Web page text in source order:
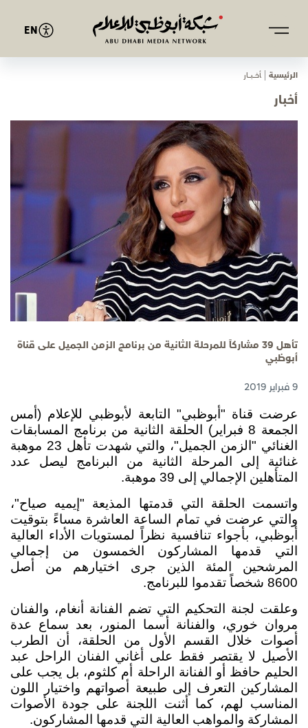
EN
الرئيسية ﺄﺧـــﺒـــﺎر
أخبار
تأهل 39 مشاركاً للمرحلة الثانية من برنامج الزمن الجميل على قناة
أبوظبي
9 فبراير 2019
عرضت قناة "أبوظبي" التابعة لأبوظبي للإعلام (أمس
الجمعة 8 فبراير) الحلقة الثانية من برنامج المسابقات
الغنائي "الزمن الجميل"، والتي شهدت تأهل 23 موهبة
غنائية إلى المرحلة الثانية من البرنامج ليصل عدد
المتأهلين الإجمالي إلى 39 موهبة.
واتسمت الحلقة التي قدمتها
المذيعة "إيميه صياح"،
والتي عرضت في تمام الساعة العاشرة مساءً بتوقيت
أبوظبي، بأجواء تنافسية نظراً لمستويات الأداء العالية
التي قدمها المشاركون الخمسون من إجمالي
المرشحين المئة الذين جرى اختيارهم من أصل
8600 شخصاً تقدموا للبرنامج.
وعلقت لجنة التحكيم التي تضم الفنانة أنغام، والفنان
مروان خوري، والفنانة أسما المنور، بعد سماع عدة
أصوات خلال القسم الأول من الحلقة، أن الطرب
الأصيل لا يقتصر فقط على أغاني الفنان الراحل عبد
الحليم حافظ أو الفنانة الراحلة أم كلثوم، بل يجب على
المشاركين التعرف إلى طبيعة أصواتهم واختيار اللون
المناسب لهم، كما أثنت اللجنة على جودة الأصوات
المشاركة والمواهب العالية التي قدمها المشاركون.